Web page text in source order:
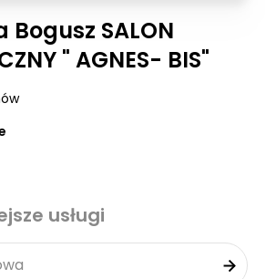
Bogusz SALON
" AGNES- BIS"
usługi